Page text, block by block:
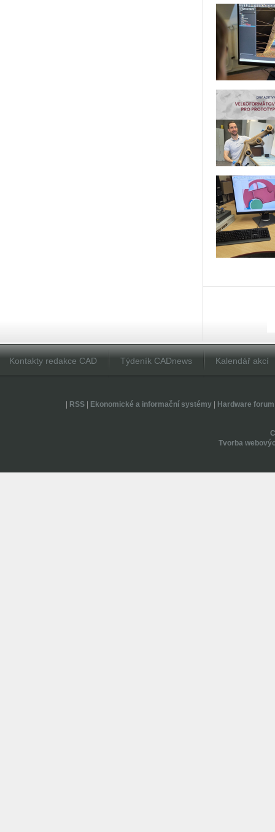
Kontakty redakce CAD Týdeník CADnews Kalendář akcí
RSS| Ekonomické a informační systémy| Hardware forum
Tvorba